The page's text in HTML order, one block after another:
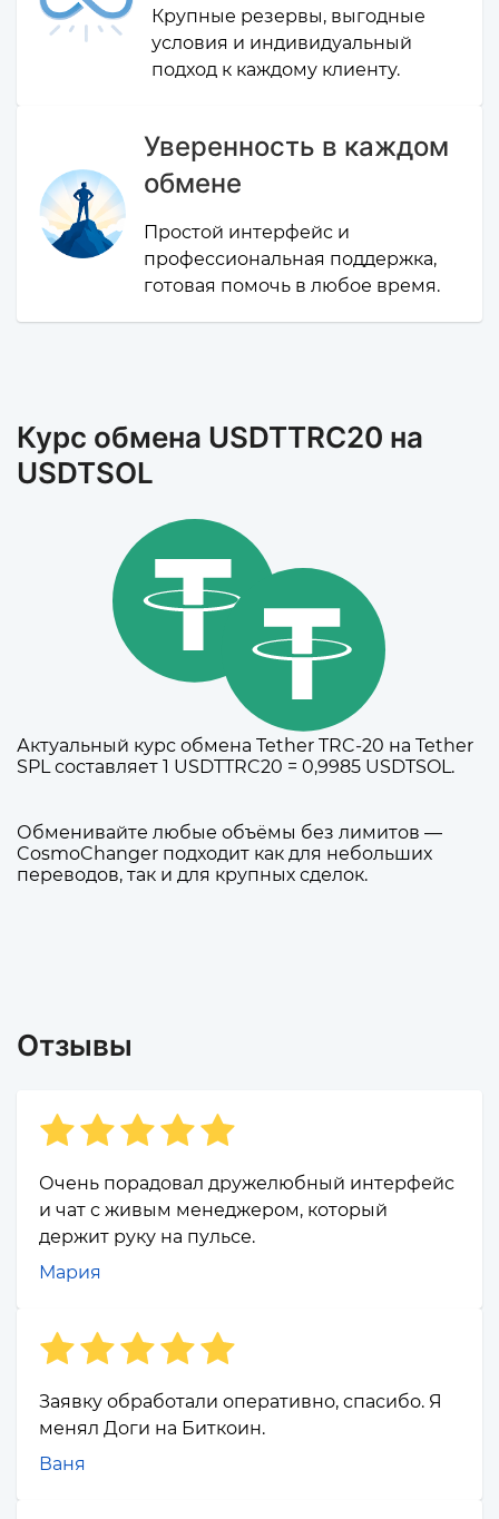
Крупные резервы, выгодные
условия и индивидуальный
подход к каждому клиенту.
Уверенность в каждом
обмене
Простой интерфейс и
профессиональная поддержка,
готовая помочь в любое время.
Курс обмена USDTTRC20 на
USDTSOL
Актуальный курс обмена Tether TRC-20 на Tether
SPL составляет 1 USDTTRC20 = 0,9985 USDTSOL.
Обменивайте любые объёмы без лимитов —
CosmoChanger подходит как для небольших
переводов, так и для крупных сделок.
Отзывы
Очень порадовал дружелюбный интерфейс
и чат с живым менеджером, который
держит руку на пульсе.
Мария
Заявку обработали оперативно, спасибо. Я
менял Доги на Биткоин.
Ваня